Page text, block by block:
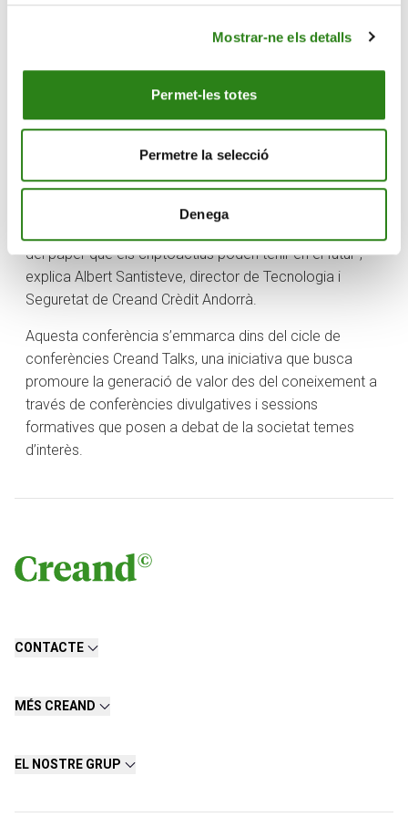
Mostrar-ne els detalls
Permet-les totes
Permetre la selecció
Denega
“Els criptoactius representen una de les
transformacions més profundes del sistema financer i
tecnològic actual i Andorra en particular hi juga un paper
clau. Amb aquesta conferència volem oferir una mirada
les seves potencialitats, sinó també els reptes
econòmics, legals i socials que plantegen. El nostre
objectiu és impulsar el debat amb coneixement
del paper que els criptoactius poden tenir en el futur”,
explica Albert Santisteve, director de Tecnologia i
Seguretat de Creand Crèdit Andorrà.
Aquesta conferència s’emmarca dins del cicle de
conferències Creand Talks, una iniciativa que busca
promoure la generació de valor des del coneixement a
través de conferències divulgatives i sessions
formatives que posen a debat de la societat temes
d’interès.
CONTACTE
MÉS CREAND
EL NOSTRE GRUP